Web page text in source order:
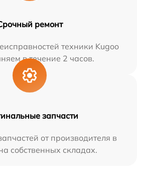
ремонт
техники Kugoo
в течение 2 часов.
запчасти
от производителя в
собственных складах.